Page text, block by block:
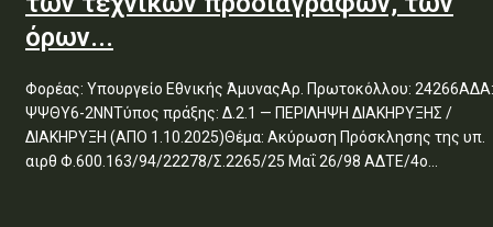
όρων...
Φορέας: Υπουργείο Εθνικής ΆμυναςΑρ. Πρωτοκόλλου: 24266ΑΔΑ:
ΨΨΘΥ6-2ΝΝΤύπος πράξης: Δ.2.1 — ΠΕΡΙΛΗΨΗ ΔΙΑΚΗΡΥΞΗΣ /
ΔΙΑΚΗΡΥΞΗ (ΑΠΟ 1.10.2025)Θέμα: Ακύρωση Πρόσκλησης της υπ.
αιρθ Φ.600.163/94/22278/Σ.2265/25 Μαΐ 26/98 ΑΔΤΕ/4ο...